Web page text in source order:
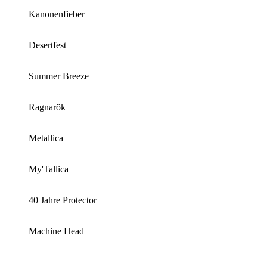
Kanonenfieber
Desertfest
Summer Breeze
Ragnarök
Metallica
My'Tallica
40 Jahre Protector
Machine Head